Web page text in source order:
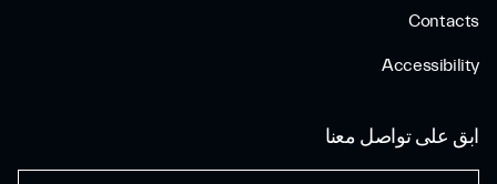
Contacts
Accessibility
ابق على تواصل معنا